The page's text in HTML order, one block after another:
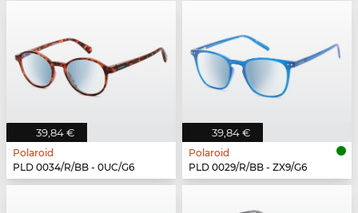
39,84 €
Polaroid
PLD 0034/R/BB - 0UC/G6
39,84 €
Polaroid
PLD 0029/R/BB - ZX9/G6